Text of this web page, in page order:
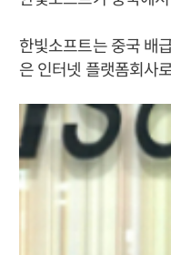
한빛소프트는 중국 배
은 인터넷 플랫폼회사